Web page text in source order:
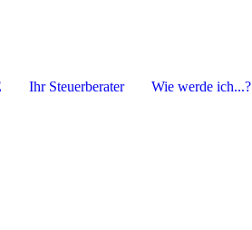
Ihr Steuerberater Wie werde ich...?